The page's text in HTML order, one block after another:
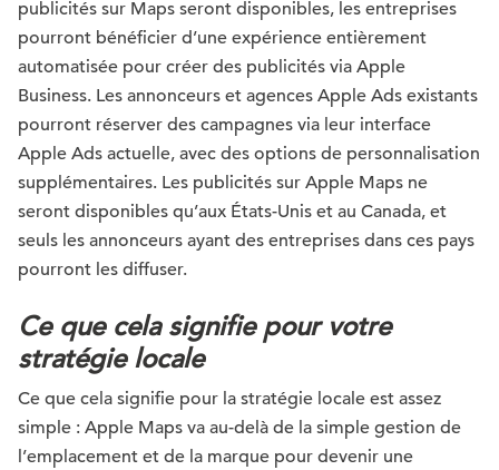
publicités sur Maps seront disponibles, les entreprises
pourront bénéficier d’une expérience entièrement
automatisée pour créer des publicités via Apple
Business. Les annonceurs et agences Apple Ads existants
pourront réserver des campagnes via leur interface
Apple Ads actuelle, avec des options de personnalisation
supplémentaires. Les publicités sur Apple Maps ne
seront disponibles qu’aux États-Unis et au Canada, et
seuls les annonceurs ayant des entreprises dans ces pays
pourront les diffuser.
Ce que cela signifie pour votre
stratégie locale
Ce que cela signifie pour la stratégie locale est assez
simple : Apple Maps va au-delà de la simple gestion de
l’emplacement et de la marque pour devenir une